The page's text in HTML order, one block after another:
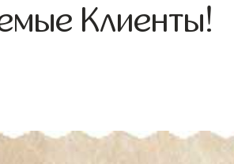
Клиенты!